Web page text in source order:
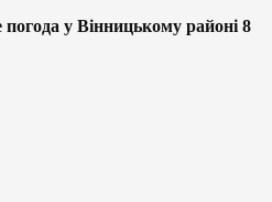
у Вінницькому районі 8